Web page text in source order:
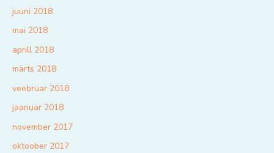
juuni 2018
mai 2018
aprill 2018
märts 2018
veebruar 2018
jaanuar 2018
november 2017
oktoober 2017